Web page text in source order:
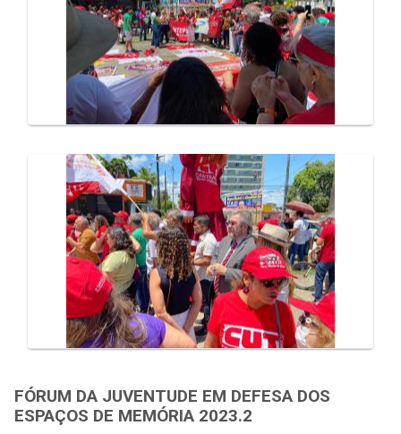
FÓRUM DA JUVENTUDE EM DEFESA DOS
ESPAÇOS DE MEMÓRIA 2023.2